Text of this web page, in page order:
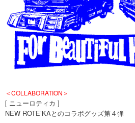
＜COLLABORATION＞
[ ニューロティカ ]
NEW ROTE’KAとのコラボグッズ第４弾